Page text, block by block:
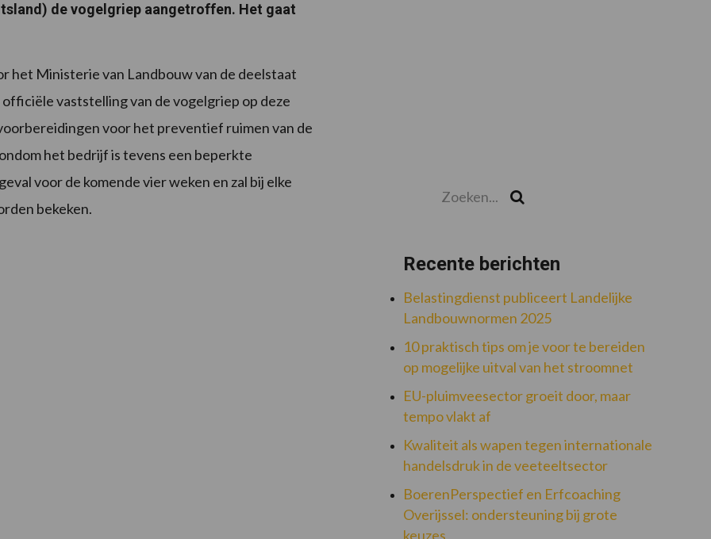
de vogelgriep aangetroffen. Het gaat
het Ministerie van Landbouw van de deelstaat
vaststelling van de vogelgriep op deze
voor het preventief ruimen van de
het bedrijf is tevens een beperkte
voor de komende vier weken en zal bij elke
bekeken.
Recente berichten
Belastingdienst publiceert Landelijke
Landbouwnormen 2025
10 praktisch tips om je voor te bereiden
op mogelijke uitval van het stroomnet
EU-pluimveesector groeit door, maar
tempo vlakt af
Kwaliteit als wapen tegen internationale
handelsdruk in de veeteeltsector
BoerenPerspectief en Erfcoaching
Overijssel: ondersteuning bij grote
keuzes